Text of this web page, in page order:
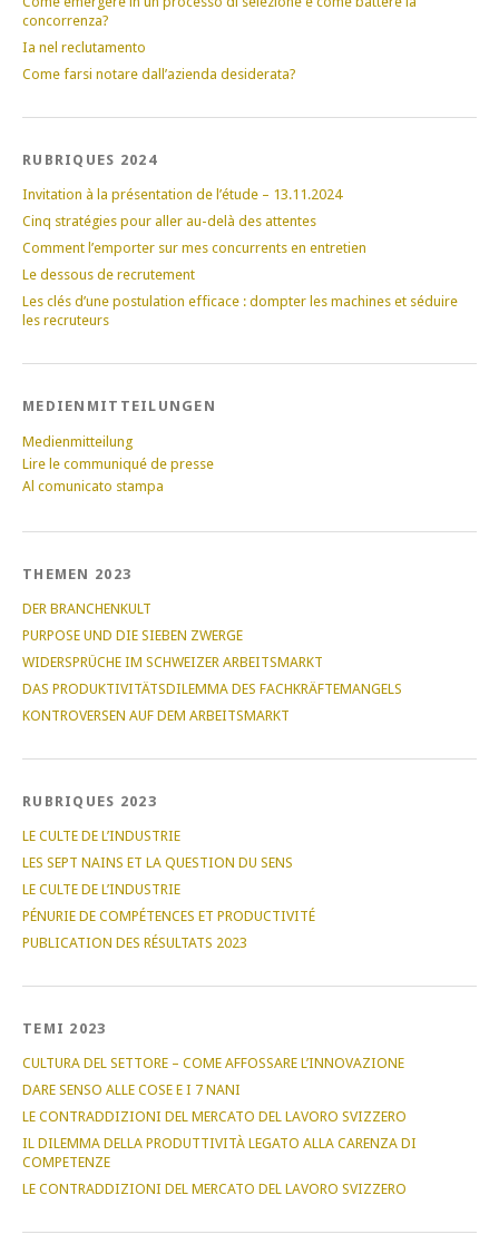
concorrenza?
Ia nel reclutamento
Come farsi notare dall’azienda desiderata?
RUBRIQUES 2024
Invitation à la présentation de l’étude – 13.11.2024
Cinq stratégies pour aller au-delà des attentes
Comment l’emporter sur mes concurrents en entretien
Le dessous de recrutement
Les clés d’une postulation efficace : dompter les machines et séduire
les recruteurs
MEDIENMITTEILUNGEN
Medienmitteilung
Lire le communiqué de presse
Al comunicato stampa
THEMEN 2023
DER BRANCHENKULT
PURPOSE UND DIE SIEBEN ZWERGE
WIDERSPRÜCHE IM SCHWEIZER ARBEITSMARKT
DAS PRODUKTIVITÄTSDILEMMA DES FACHKRÄFTEMANGELS
KONTROVERSEN AUF DEM ARBEITSMARKT
RUBRIQUES 2023
LE CULTE DE L’INDUSTRIE
LES SEPT NAINS ET LA QUESTION DU SENS
LE CULTE DE L’INDUSTRIE
PÉNURIE DE COMPÉTENCES ET PRODUCTIVITÉ
PUBLICATION DES RÉSULTATS 2023
TEMI 2023
CULTURA DEL SETTORE – COME AFFOSSARE L’INNOVAZIONE
DARE SENSO ALLE COSE E I 7 NANI
LE CONTRADDIZIONI DEL MERCATO DEL LAVORO SVIZZERO
IL DILEMMA DELLA PRODUTTIVITÀ LEGATO ALLA CARENZA DI
COMPETENZE
LE CONTRADDIZIONI DEL MERCATO DEL LAVORO SVIZZERO